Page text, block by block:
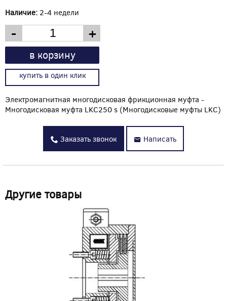
Наличие: 2-4 недели
- +
в корзину
купить в один клик
Электромагнитная многодисковая фрикционная муфта -
Многодисковая муфта LKC250 s (Многодисковые муфты LKC)
Заказать звонок Написать
Другие товары